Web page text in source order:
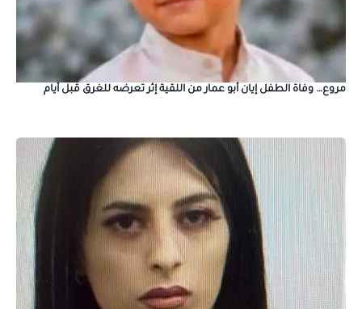
مروع… وفاة الطفل إيان أبو عمار من اللقية إثر تعرضه للغرق قبل أيام